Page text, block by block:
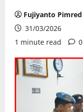
Fujiyanto Pimred
31/03/2026
1 minute read
0